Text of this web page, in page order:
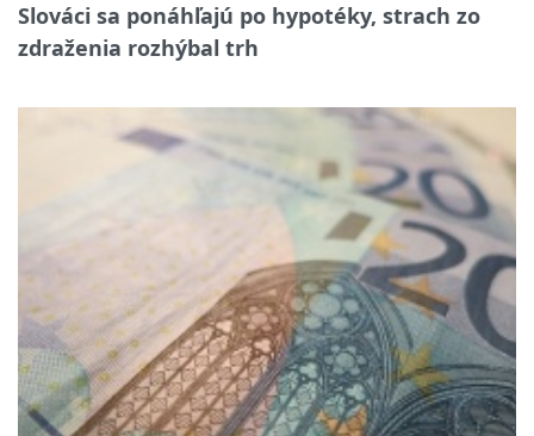
Slováci sa ponáhľajú po hypotéky, strach zo
zdraženia rozhýbal trh